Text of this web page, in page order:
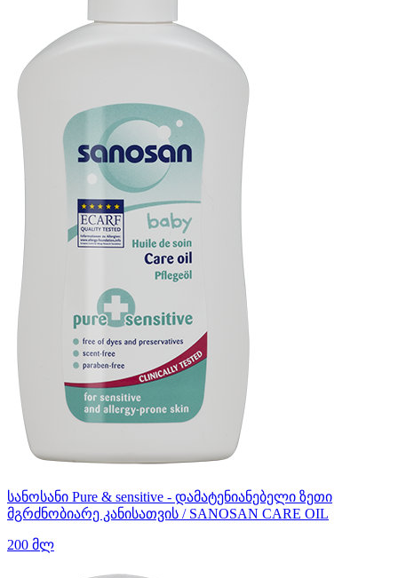
სანოსანი Pure & sensitive - დამატენიანებელი ზეთი
მგრძნობიარე კანისათვის / SANOSAN CARE OIL
200 მლ